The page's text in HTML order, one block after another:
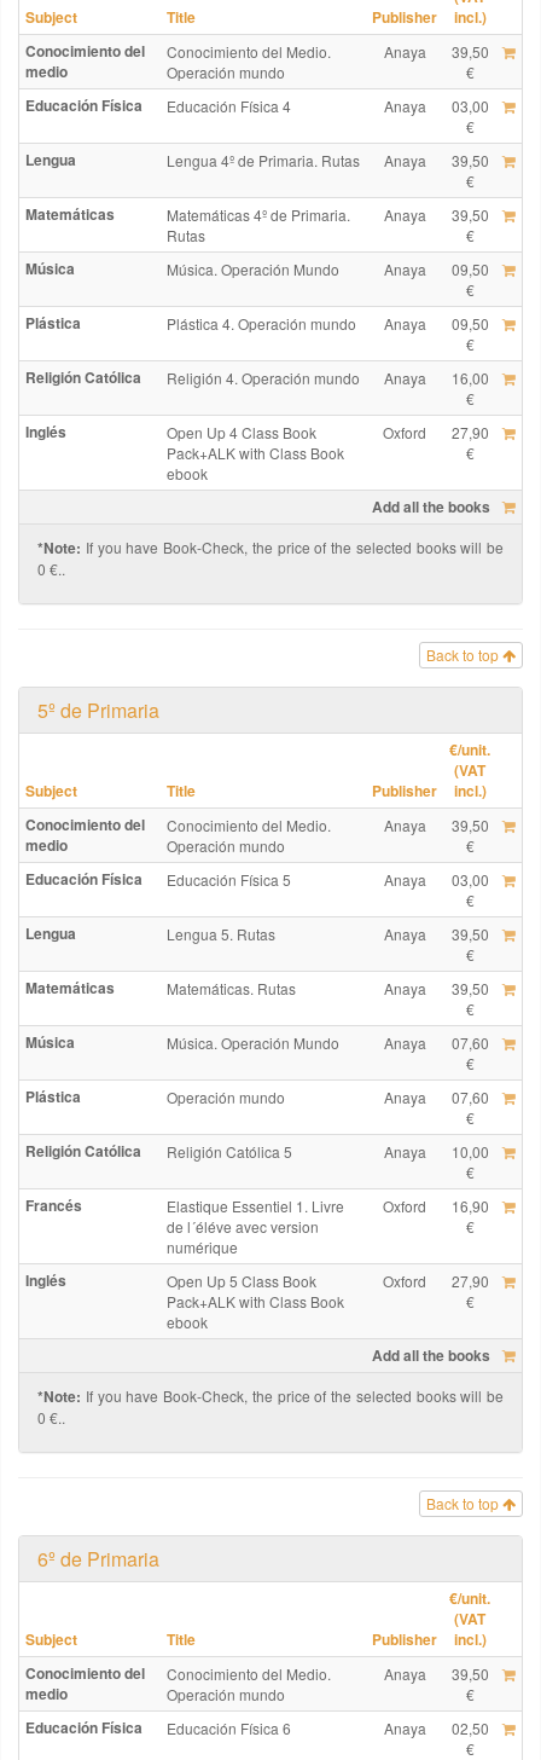
Subject Title Publisher
incl.)
Conocimiento del
medio
Conocimiento del Medio.
Operación mundo
Anaya
39,50
€
Educación Física Educación Física 4 Anaya
03,00
€
Lengua Lengua 4º de Primaria. Rutas Anaya
39,50
€
Matemáticas
Matemáticas 4º de Primaria.
Rutas
Anaya
39,50
€
Música Música. Operación Mundo Anaya
09,50
€
Plástica Plástica 4. Operación mundo Anaya
09,50
€
Religión Católica Religión 4. Operación mundo Anaya
16,00
€
Inglés
Open Up 4 Class Book
Pack+ALK with Class Book
ebook
Oxford
27,90
€
Add all the books
*Note: If you have Book-Check, the price of the selected books will be
0 €..
Back to top
5º de Primaria
Subject Title Publisher
€/unit.
(VAT
incl.)
Conocimiento del
medio
Conocimiento del Medio.
Operación mundo
Anaya
39,50
€
Educación Física Educación Física 5 Anaya
03,00
€
Lengua Lengua 5. Rutas Anaya
39,50
€
Matemáticas Matemáticas. Rutas Anaya
39,50
€
Música Música. Operación Mundo Anaya
07,60
€
Plástica Operación mundo Anaya
07,60
€
Religión Católica Religión Católica 5 Anaya
10,00
€
Francés
Elastique Essentiel 1. Livre
de l´éléve avec version
numérique
Oxford
16,90
€
Inglés
Open Up 5 Class Book
Pack+ALK with Class Book
ebook
Oxford
27,90
€
Add all the books
*Note: If you have Book-Check, the price of the selected books will be
0 €..
Back to top
6º de Primaria
Subject Title Publisher
€/unit.
(VAT
incl.)
Conocimiento del
medio
Conocimiento del Medio.
Operación mundo
Anaya
39,50
€
Educación Física Educación Física 6 Anaya
02,50
€